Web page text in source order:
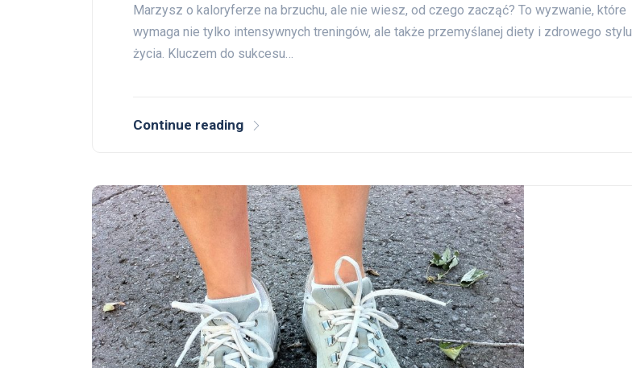
Marzysz o kaloryferze na brzuchu, ale nie wiesz, od czego zacząć? To wyzwanie, które
wymaga nie tylko intensywnych treningów, ale także przemyślanej diety i zdrowego stylu
życia. Kluczem do sukcesu…
Continue reading